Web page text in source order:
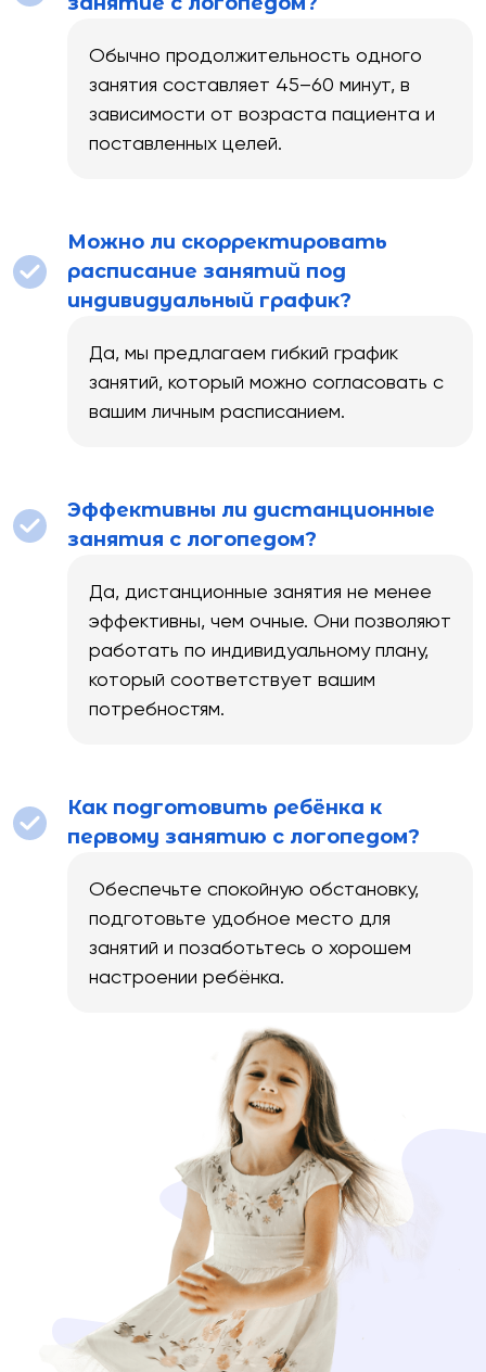
Обычно продолжительность одного
занятия составляет 45–60 минут, в
зависимости от возраста пациента и
поставленных целей.
Можно ли скорректировать
расписание занятий под
индивидуальный график?
Да, мы предлагаем гибкий график
занятий, который можно согласовать с
вашим личным расписанием.
Эффективны ли дистанционные
занятия с логопедом?
Да, дистанционные занятия не менее
эффективны, чем очные. Они позволяют
работать по индивидуальному плану,
который соответствует вашим
потребностям.
Как подготовить ребёнка к
первому занятию с логопедом?
Обеспечьте спокойную обстановку,
подготовьте удобное место для
занятий и позаботьтесь о хорошем
настроении ребёнка.